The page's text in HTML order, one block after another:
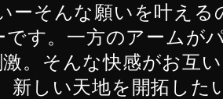
そんな願いを叶える
す。一方のアームが
。そんな快感がお互
新しい天地を開拓した